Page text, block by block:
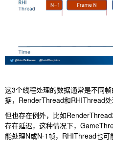
这3个线程处理的数据通常是不同
据，RenderThread和RHIThread处
但也存在例外，比如
存在延迟，这种情况下，
能处理N或N-1帧，RHIThread也可